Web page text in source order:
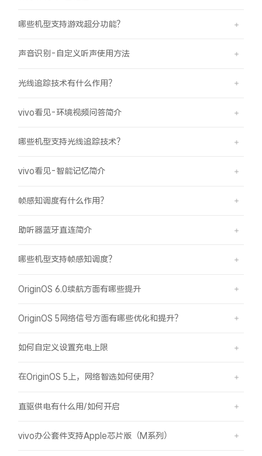
哪些机型支持游戏超分功能？
声音识别-自定义听声使用方法
光线追踪技术有什么作用？
vivo看见-环境视频问答简介
哪些机型支持光线追踪技术？
vivo看见-智能记忆简介
帧感知调度有什么作用？
助听器蓝牙直连简介
哪些机型支持帧感知调度？
OriginOS 6.0续航方面有哪些提升
OriginOS 5网络信号方面有哪些优化和提升？
如何自定义设置充电上限
在OriginOS 5上，网络智选如何使用？
直驱供电有什么用/如何开启
vivo办公套件支持Apple芯片版（M系列）